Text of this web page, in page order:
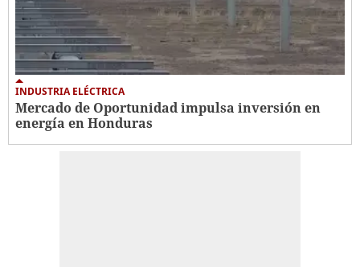
INDUSTRIA ELÉCTRICA
Mercado de Oportunidad impulsa inversión en
energía en Honduras